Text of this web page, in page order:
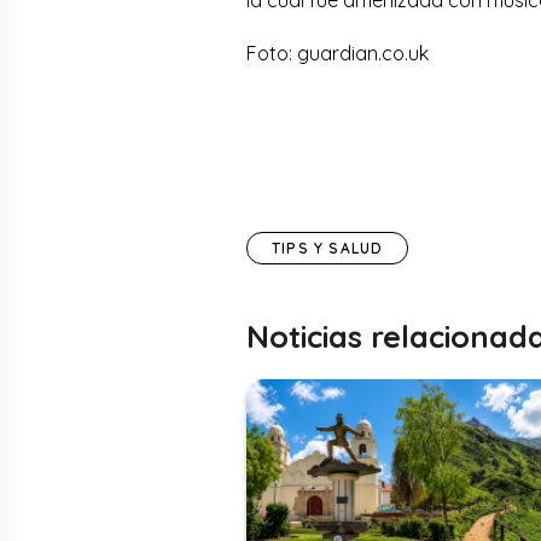
Foto: guardian.co.uk
TIPS Y SALUD
Noticias